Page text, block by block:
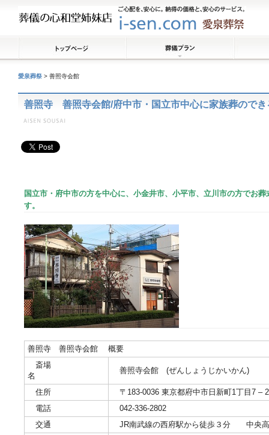
愛泉葬祭 > 善照寺会館
善照寺 善照寺会館/府中市・国立市中心に家族葬
国立市・府中市の方を中心に、小金井市、小平市、立川市の方でお
す。
善照寺 善照寺会館 概要
斎場
名
善照寺会館 (ぜんしょうじかいかん)
住所
〒183-0036 東京都府中市日新町1丁目7 –
電話
042-336-2802
交通
JR南武線の西府駅から徒歩３分 中央高